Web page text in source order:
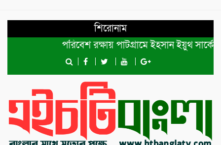
শিরোনাম
পরিবেশ রক্ষায় পাটগ্রামে ইহসান ইয়ুথ সার্কেলের